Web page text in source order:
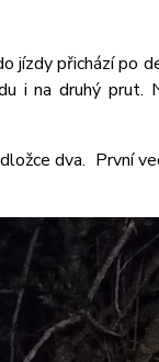
jízdy přichází po
i na druhý prut.
dva. První